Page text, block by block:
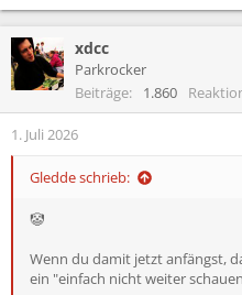
xdcc
Parkrocker
Beiträge
1.860
1. Juli 2026
Gledde schrieb:
🤡
Wenn du damit jetzt anfängst,
ein "einfach nicht weiter